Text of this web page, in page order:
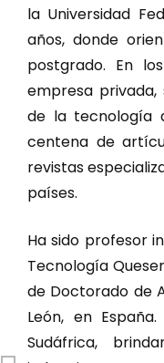
la Universidad
años, donde
postgrado. En
empresa
de la tecnología
centena de
revistas
países.
Ha sido profesor
Tecnología
de Doctorado de
León, en
Sudáfrica,